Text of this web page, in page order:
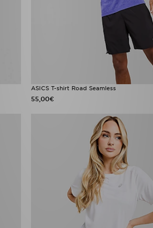
ASICS T-shirt Road Seamless
55,00€